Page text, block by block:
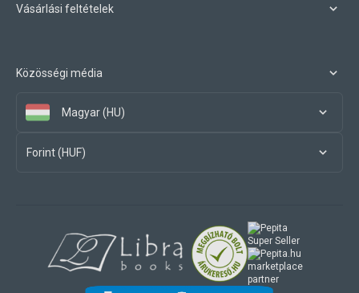
Vásárlási feltételek
Közösségi média
Magyar (HU)
Forint (HUF)
marketplace
partner